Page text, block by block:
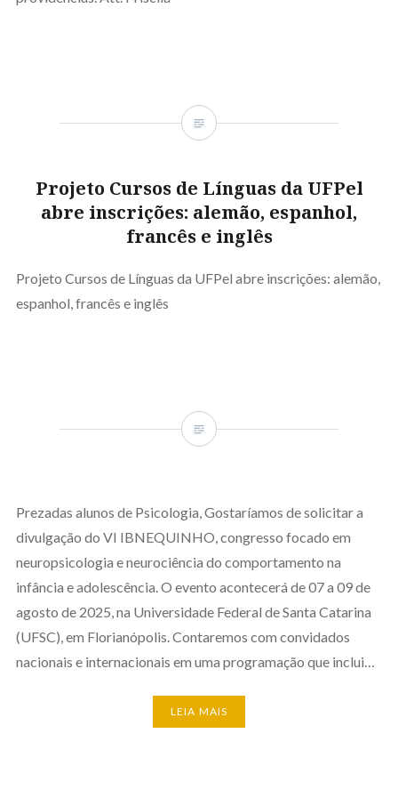
Projeto Cursos de Línguas da UFPel
abre inscrições: alemão, espanhol,
francês e inglês
Projeto Cursos de Línguas da UFPel abre inscrições: alemão,
espanhol, francês e inglês
Prezadas alunos de Psicologia, Gostaríamos de solicitar a
divulgação do VI IBNEQUINHO, congresso focado em
neuropsicologia e neurociência do comportamento na
infância e adolescência. O evento acontecerá de 07 a 09 de
agosto de 2025, na Universidade Federal de Santa Catarina
(UFSC), em Florianópolis. Contaremos com convidados
nacionais e internacionais em uma programação que inclui…
LEIA MAIS